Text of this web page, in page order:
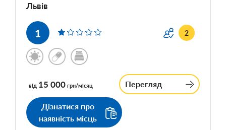
Львів
1 2
від 15 000 грн/місяц Перегляд
Дізнатися про
наявність місць